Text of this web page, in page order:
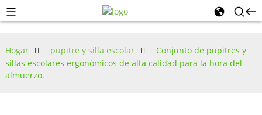
Hogar pupitre y silla escolar
Conjunto de pupitres y
sillas escolares ergonómicos de alta calidad para la hora del
almuerzo.